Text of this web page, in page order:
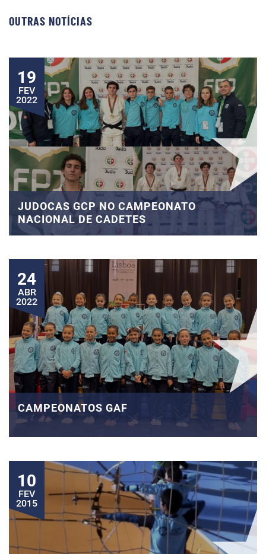
OUTRAS NOTÍCIAS
19
FEV
2022
JUDOCAS GCP NO CAMPEONATO
NACIONAL DE CADETES
24
ABR
2022
CAMPEONATOS GAF
10
FEV
2015